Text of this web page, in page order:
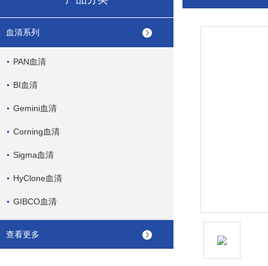
血清系列
PAN血清
BI血清
Gemini血清
Corning血清
Sigma血清
HyClone血清
GIBCO血清
查看更多